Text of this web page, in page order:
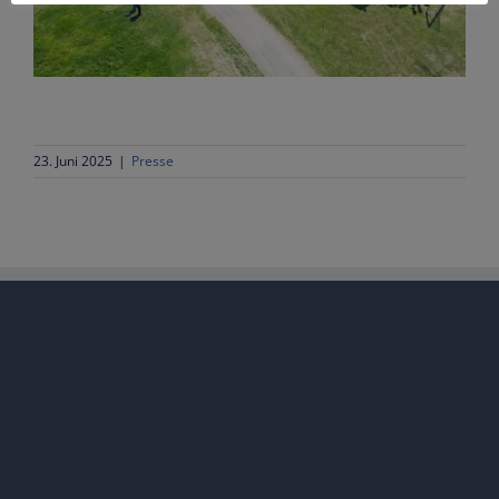
23. Juni 2025 | Presse